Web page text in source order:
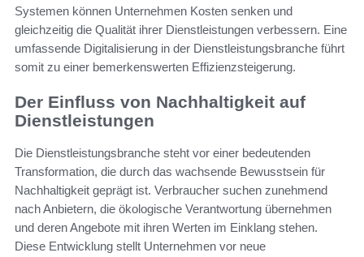
Systemen können Unternehmen Kosten senken und
gleichzeitig die Qualität ihrer Dienstleistungen verbessern. Eine
umfassende Digitalisierung in der Dienstleistungsbranche führt
somit zu einer bemerkenswerten Effizienzsteigerung.
Der Einfluss von Nachhaltigkeit auf
Dienstleistungen
Die Dienstleistungsbranche steht vor einer bedeutenden
Transformation, die durch das wachsende Bewusstsein für
Nachhaltigkeit geprägt ist. Verbraucher suchen zunehmend
nach Anbietern, die ökologische Verantwortung übernehmen
und deren Angebote mit ihren Werten im Einklang stehen.
Diese Entwicklung stellt Unternehmen vor neue